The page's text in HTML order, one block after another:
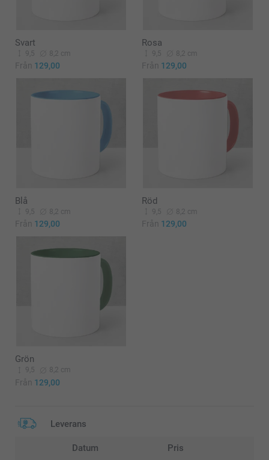
Svart
9,5 8,2 cm
Från 129,00
Rosa
9,5 8,2 cm
Från 129,00
Blå
9,5 8,2 cm
Från 129,00
Röd
9,5 8,2 cm
Från 129,00
Grön
9,5 8,2 cm
Från 129,00
Leverans
Datum Pris